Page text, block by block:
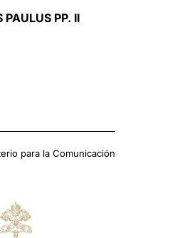
PAULUS PP. II
para la Comunicación